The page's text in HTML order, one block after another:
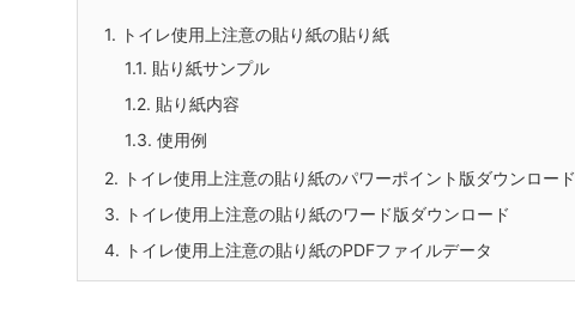
1. トイレ使用上注意の貼り紙の貼り紙
1.1. 貼り紙サンプル
1.2. 貼り紙内容
1.3. 使用例
2. トイレ使用上注意の貼り紙のパワーポイント版ダウンロード
3. トイレ使用上注意の貼り紙のワード版ダウンロード
4. トイレ使用上注意の貼り紙のPDFファイルデータ